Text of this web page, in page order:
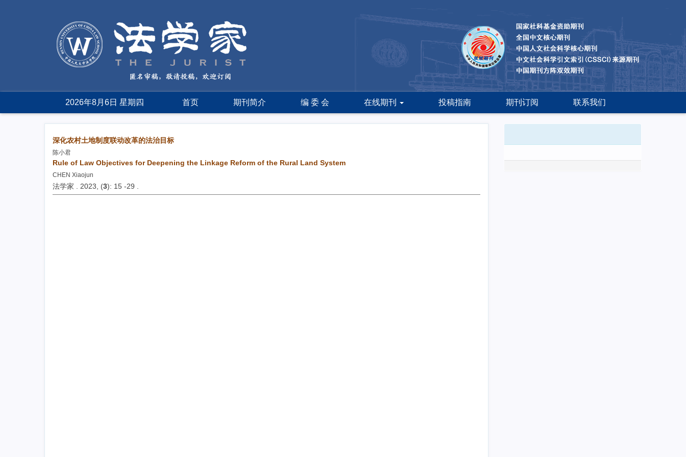
2026年8月6日 星期四 首页 期刊简介 编 委 会 在线期刊 投稿指南 期刊订阅 联系我们
深化农村土地制度联动改革的法治目标
陈小君
Rule of Law Objectives for Deepening the Linkage Reform of the Rural Land System
CHEN Xiaojun
法学家 . 2023, (3): 15 -29 .